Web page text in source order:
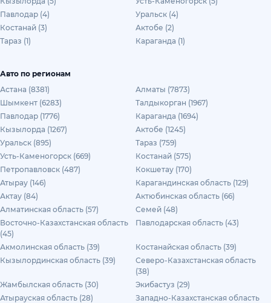
Павлодар (4)
Уральск (4)
Костанай (3)
Актобе (2)
Тараз (1)
Караганда (1)
Авто по регионам
Астана (8381)
Алматы (7873)
Шымкент (6283)
Талдыкорган (1967)
Павлодар (1776)
Караганда (1694)
Кызылорда (1267)
Актобе (1245)
Уральск (895)
Тараз (759)
Усть-Каменогорск (669)
Костанай (575)
Петропавловск (487)
Кокшетау (170)
Атырау (146)
Карагандинская область (129)
Актау (84)
Актюбинская область (66)
Алматинская область (57)
Семей (48)
Восточно-Казахстанская область
(45)
Павлодарская область (43)
Акмолинская область (39)
Костанайская область (39)
Кызылординская область (39)
Северо-Казахстанская область
(38)
Жамбылская область (30)
Экибастуз (29)
Атырауская область (28)
Западно-Казахстанская область